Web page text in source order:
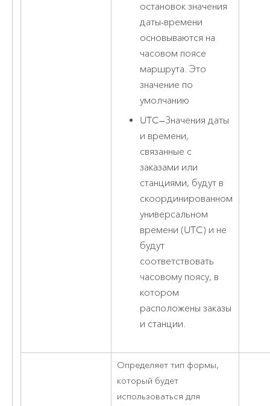
остановок значения
даты-времени
основываются на
часовом поясе
маршрута. Это
значение по
умолчанию
UTC—Значения даты
и времени,
связанные с
заказами или
станциями, будут в
скоординированном
универсальном
времени (UTC) и не
будут
соответствовать
часовому поясу, в
котором
расположены заказы
и станции.
Определяет тип формы,
который будет
использоваться для